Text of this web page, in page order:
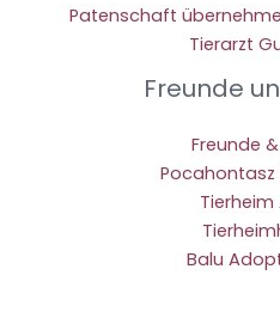
Patenschaft
Tierarzt
Freunde
Freunde
Tierheim
Balu